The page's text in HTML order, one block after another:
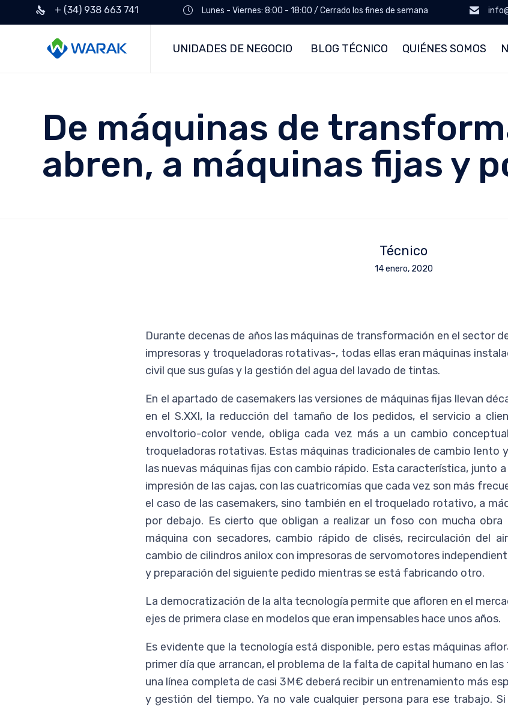
+ (34) 938 663 741 Lunes - Viernes: 8:00 - 18:00 / Cerrado los fines de semana
UNIDADES DE NEGOCIO BLOG TÉCNICO QUIÉNES SOMOS
De máquinas de
abren, a máquinas fijas y
Técnico
14 enero, 2020
Durante decenas de años las máquinas de transformación en el sector
impresoras y troqueladoras rotativas-, todas ellas eran máquinas
civil que sus guías y la gestión del agua del lavado de tintas.
En el apartado de casemakers las versiones de máquinas fijas llevan
en el S.XXI, la reducción del tamaño de los pedidos, el servicio a
envoltorio-color vende, obliga cada vez más a un cambio
troqueladoras rotativas. Estas máquinas tradicionales de cambio lento
las nuevas máquinas fijas con cambio rápido. Esta característica, junto
impresión de las cajas, con las cuatricomías que cada vez son más
el caso de las casemakers, sino también en el troquelado rotativo, a
por debajo. Es cierto que obligan a realizar un foso con mucha
máquina con secadores, cambio rápido de clisés, recirculación del
cambio de cilindros anilox con impresoras de servomotores
y preparación del siguiente pedido mientras se está fabricando otro.
La democratización de la alta tecnología permite que afloren en el
ejes de primera clase en modelos que eran impensables hace unos años.
Es evidente que la tecnología está disponible, pero estas máquinas
primer día que arrancan, el problema de la falta de capital humano en
una línea completa de casi 3M€ deberá recibir un entrenamiento más
y gestión del tiempo. Ya no vale cualquier persona para ese trabajo.